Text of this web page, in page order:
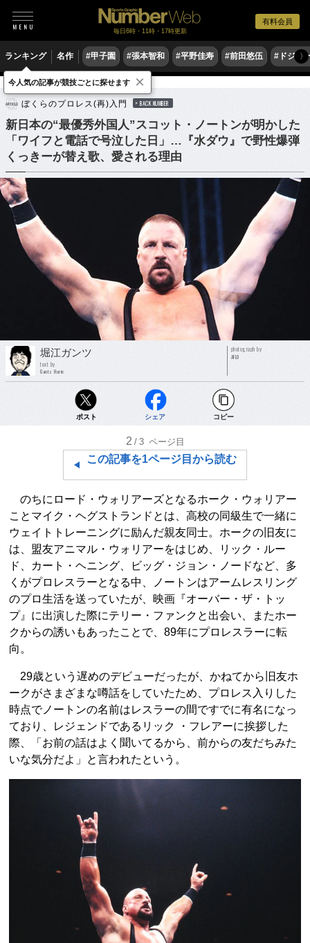
有料会員
毎日6時・11時・17時更新
ランキング 名作 #甲子園 #張本智和 #平野佳寿 #前田悠伍 #ドジャ
〉
格闘技 プロレス
ぼくらのプロレス(再)入門 BACK NUMBER
新日本の“最優秀外国人”スコット・ノートンが明かした
「ワイフと電話で号泣した日」…『水ダウ』で野性爆弾
くっきーが替え歌、愛される理由
堀江ガンツ
text by
Gantz Horie
photograph by
AFLO
ポスト シェア コピー
2 /3 ページ目
この記事を1ページ目から読む
のちにロード・ウォリアーズとなるホーク・ウォリアー
ことマイク・ヘグストランドとは、高校の同級生で一緒に
ウェイトトレーニングに励んだ親友同士。ホークの旧友に
は、盟友アニマル・ウォリアーをはじめ、リック・ルー
ド、カート・ヘニング、ビッグ・ジョン・ノードなど、多
くがプロレスラーとなる中、ノートンはアームレスリング
のプロ生活を送っていたが、映画『オーバー・ザ・トッ
プ』に出演した際にテリー・ファンクと出会い、またホー
クからの誘いもあったことで、89年にプロレスラーに転
向。
29歳という遅めのデビューだったが、かねてから旧友ホ
ークがさまざまな噂話をしていたため、プロレス入りした
時点でノートンの名前はレスラーの間ですでに有名になっ
ており、レジェンドであるリック ・フレアーに挨拶した
際、「お前の話はよく聞いてるから、前からの友だちみた
いな気分だよ」と言われたという。
今人気の記事が競技ごとに探せます ×